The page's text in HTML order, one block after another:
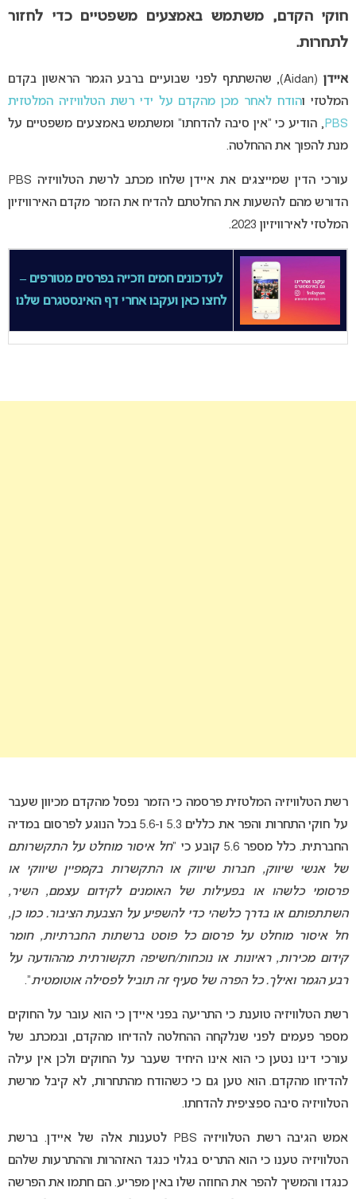
חוקי הקדם, משתמש באמצעים משפטיים כדי לחזור
לתחרות.
איידן
(Aidan), שהשתתף לפני שבועיים ברבע הגמר הראשון בקדם
המלטזי והודח לאחר מכן מהקדם על ידי רשת הטלוויזיה המלטזית
PBS, הודיע כי “אין סיבה להדחתו” ומשתמש באמצעים משפטיים על
מנת להפוך את ההחלטה.
עורכי הדין שמייצגים את איידן שלחו מכתב לרשת הטלוויזיה PBS
הדורש מהם להשעות את החלטתם להדיח את הזמר מקדם האירוויזיון
המלטזי לאירוויזיון 2023.
לעדכונים חמים וזכייה בפרסים מטורפים –
לחצו כאן ועקבו אחרי דף האינסטגרם שלנו
רשת הטלוויזיה המלטזית פרסמה כי הזמר נפסל מהקדם מכיוון שעבר
על חוקי התחרות והפר את כללים 5.3 ו-5.6 בכל הנוגע לפרסום במדיה
החברתית. כלל מספר 5.6 קובע כי “
חל איסור מוחלט על התקשרותם
של אנשי שיווק, חברות שיווק או התקשרות בקמפיין שיווקי או
פרסומי כלשהו או בפעילות של האומנים לקידום עצמם, השיר,
השתתפותם או בדרך כלשהי כדי להשפיע על הצבעת הציבור. כמו כן,
חל איסור מוחלט על פרסום כל פוסט ברשתות החברתיות, חומר
קידום מכירות, ראיונות או נוכחות/חשיפה תקשורתית מההודעה על
רבע הגמר ואילך. כל הפרה של סעיף זה תוביל לפסילה אוטומטית“.
רשת הטלוויזיה טוענת כי התריעה בפני איידן כי הוא עובר על החוקים
מספר פעמים לפני שנלקחה ההחלטה להדיחו מהקדם, ובמכתב של
עורכי דינו נטען כי הוא אינו היחיד שעבר על החוקים ולכן אין עילה
להדיחו מהקדם. הוא טען גם כי כשהודח מהתחרות, לא קיבל מרשת
הטלוויזיה סיבה ספציפית להדחתו.
אמש הגיבה רשת הטלוויזיה PBS לטענות אלה של איידן. ברשת
הטלוויזיה טענו כי הוא התריס בגלוי כנגד האזהרות וההתרעות שלהם
כנגדו והמשיך להפר את החוזה שלו באין מפריע. הם חתמו את הפרשה